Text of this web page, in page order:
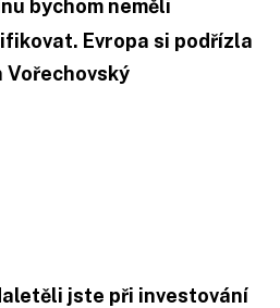
bychom neměli
Evropa si podřízla
Vořechovský
jste při investování